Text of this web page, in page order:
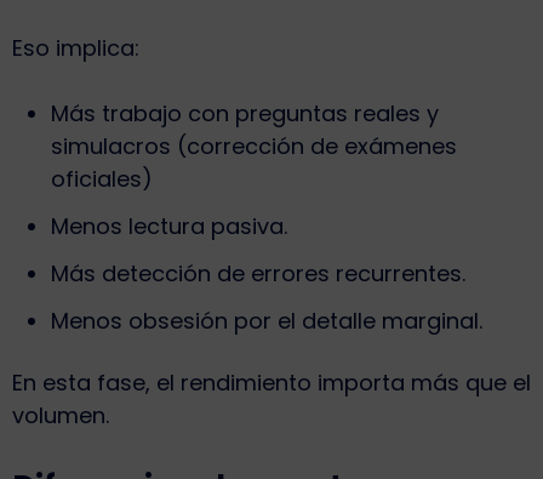
Eso implica:
Más trabajo con preguntas reales y
simulacros (corrección de exámenes
oficiales)
Menos lectura pasiva.
Más detección de errores recurrentes.
Menos obsesión por el detalle marginal.
En esta fase, el rendimiento importa más que el
volumen.